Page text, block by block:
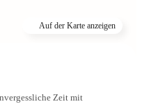
Auf der Karte anzeigen
Zeit mit